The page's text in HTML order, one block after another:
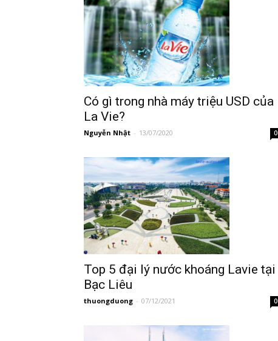
Có gì trong nhà máy triệu USD của
La Vie?
Nguyễn Nhật - 13/07/2020 0
Top 5 đại lý nước khoáng Lavie tại
Bạc Liêu
thuongduong - 07/12/2021 0